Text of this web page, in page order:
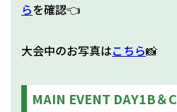
らを確認👈
大会中のお写真はこちら📸
MAIN EVENT DAY1B＆C